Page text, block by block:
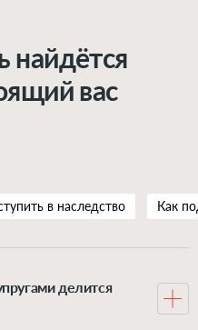
найдётся
вас
в наследство Как
делится